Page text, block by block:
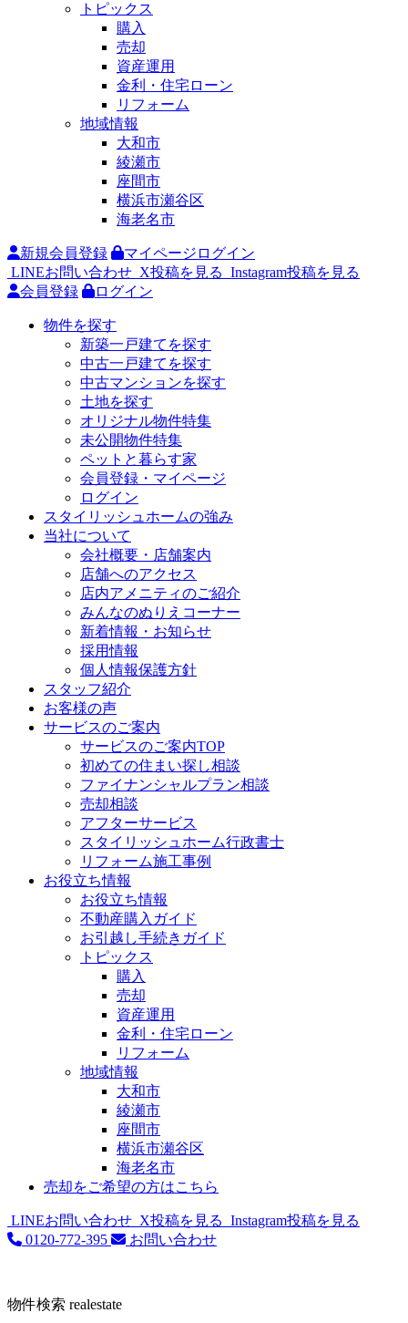
トピックス
購入
売却
資産運用
金利・住宅ローン
リフォーム
地域情報
大和市
綾瀬市
座間市
横浜市瀬谷区
海老名市
新規会員登録
マイページログイン
LINEお問い合わせ X投稿を見る Instagram投稿を見る
会員登録
ログイン
物件を探す
新築一戸建てを探す
中古一戸建てを探す
中古マンションを探す
土地を探す
オリジナル物件特集
未公開物件特集
ペットと暮らす家
会員登録・マイページ
ログイン
スタイリッシュホームの強み
当社について
会社概要・店舗案内
店舗へのアクセス
店内アメニティのご紹介
みんなのぬりえコーナー
新着情報・お知らせ
採用情報
個人情報保護方針
スタッフ紹介
お客様の声
サービスのご案内
サービスのご案内TOP
初めての住まい探し相談
ファイナンシャルプラン相談
売却相談
アフターサービス
スタイリッシュホーム行政書士
リフォーム施工事例
お役立ち情報
お役立ち情報
不動産購入ガイド
お引越し手続きガイド
トピックス
購入
売却
資産運用
金利・住宅ローン
リフォーム
地域情報
大和市
綾瀬市
座間市
横浜市瀬谷区
海老名市
売却をご希望の方はこちら
LINEお問い合わせ X投稿を見る Instagram投稿を見る
0120-772-395
お問い合わせ
物件検索 realestate